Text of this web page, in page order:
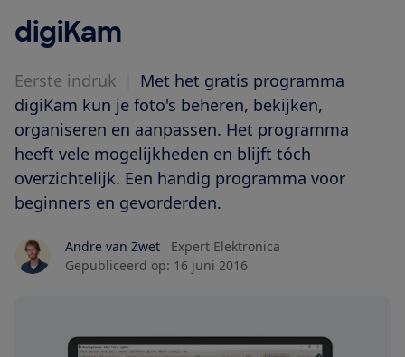
digiKam
Eerste indruk
Met het gratis programma
digiKam kun je foto's beheren, bekijken,
organiseren en aanpassen. Het programma
heeft vele mogelijkheden en blijft tóch
overzichtelijk. Een handig programma voor
beginners en gevorderden.
Andre van Zwet
Expert Elektronica
Gepubliceerd op: 16 juni 2016